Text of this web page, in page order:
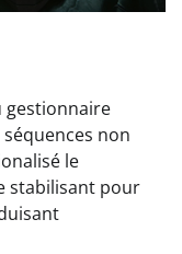
gestionnaire
non
le
stabilisant pour